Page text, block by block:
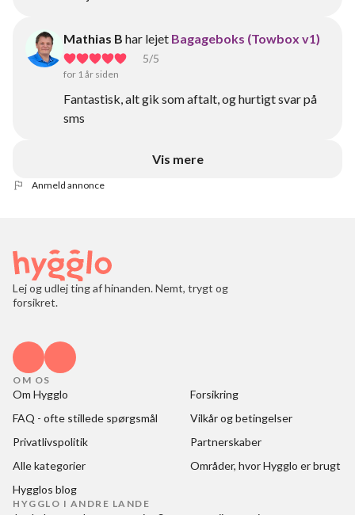
Mathias B har lejet Bagageboks (Towbox v1)
5/5
for 1 år siden
Fantastisk, alt gik som aftalt, og hurtigt svar på
sms
Vis mere
Anmeld annonce
Lej og udlej ting af hinanden. Nemt, trygt og
forsikret.
OM OS
Om Hygglo
Forsikring
FAQ - ofte stillede spørgsmål
Vilkår og betingelser
Privatlivspolitik
Partnerskaber
Alle kategorier
Områder, hvor Hygglo er brugt
Hygglos blog
HYGGLO I ANDRE LANDE